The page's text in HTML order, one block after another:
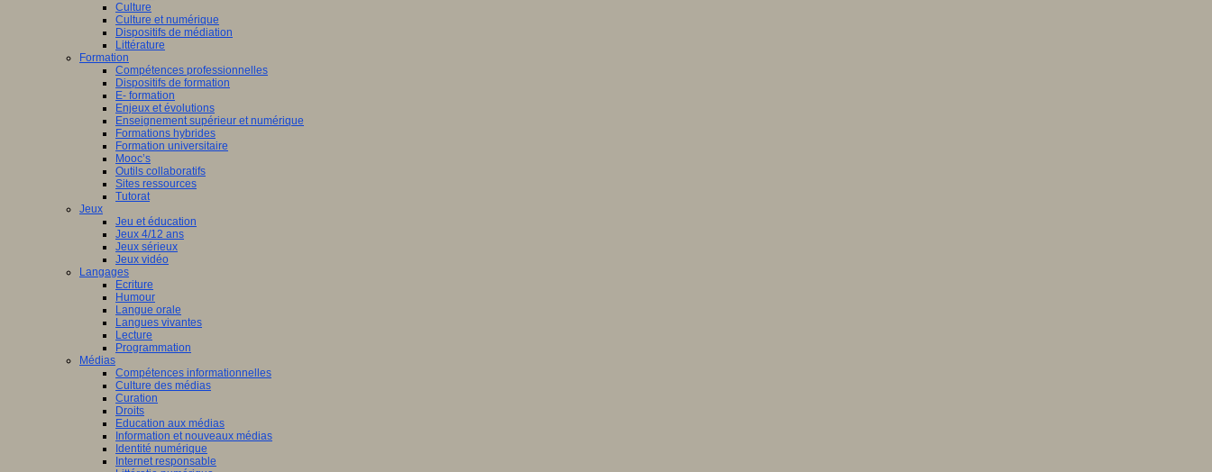
Culture
Culture et numérique
Dispositifs de médiation
Littérature
Formation
Compétences professionnelles
Dispositifs de formation
E- formation
Enjeux et évolutions
Enseignement supérieur et numérique
Formations hybrides
Formation universitaire
Mooc’s
Outils collaboratifs
Sites ressources
Tutorat
Jeux
Jeu et éducation
Jeux 4/12 ans
Jeux sérieux
Jeux vidéo
Langages
Ecriture
Humour
Langue orale
Langues vivantes
Lecture
Programmation
Médias
Compétences informationnelles
Culture des médias
Curation
Droits
Education aux médias
Information et nouveaux médias
Identité numérique
Internet responsable